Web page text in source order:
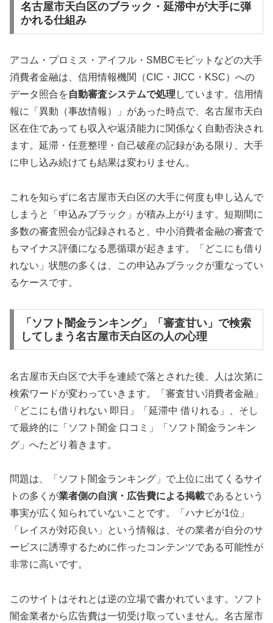
名古屋市天白区のブラック・延滞中が大手に弾
かれる仕組み
アコム・プロミス・アイフル・SMBCモビットなどの大手
消費者金融は、信用情報機関（CIC・JICC・KSC）への
データ照合を自動審査システムで処理 しています。信用情
報に「異動（事故情報）」があった時点で、名古屋市天白
区在住であっても収入や返済能力に関係なく自動否決され
ます。延滞・任意整理・自己破産の記録がある限り、大手
に申し込み続けても結果は変わりません。
これを知らずに名古屋市天白区の大手に何度も申し込んで
しまうと「申込みブラック」が積み上がります。短期間に
多数の審査照会が記録されると、中小消費者金融の審査で
もマイナス評価になる悪循環が起きます。「どこにも借り
れない」状態の多くは、この申込みブラックが重なってい
るケースです。
「ソフト闇金ランキング」「審査甘い」で検索
してしまう名古屋市天白区の人の心理
名古屋市天白区で大手を連続で落とされた後、人は次第に
検索ワードが変わっていきます。「審査甘い消費者金融」
「どこにも借りれない 即日」「延滞中 借りれる」、そし
て最終的に「ソフト闇金 口コミ」「ソフト闇金ランキン
グ」へたどり着きます。
問題は、「ソフト闇金ランキング」で上位に出てくるサイ
トの多くが業者側の自演・広告費による掲載であるという
事実が広く知られていないことです。「ハナビが1位」
「レイスが対応良い」という情報は、その業者が自分のサ
ービスに誘導するために作ったコンテンツである可能性が
非常に高いです。
このサイトはそれとは逆の立場で書かれています。ソフト
闇金業者から広告費は一切受け取っていません。名古屋市